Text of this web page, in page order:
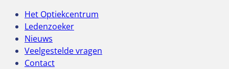
Het Optiekcentrum
Ledenzoeker
Nieuws
Veelgestelde vragen
Contact